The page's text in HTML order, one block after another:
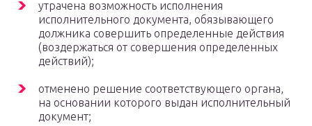
утрачена возможность исполнения
исполнительного документа, обязывающего
должника совершить определенные действия
(воздержаться от совершения определенных
действий);
отменено решение соответствующего органа,
на основании которого выдан исполнительный
документ;